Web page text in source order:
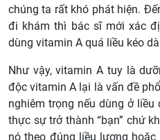
chúng ta rất khó phát hiện.
đi khám thì bác sĩ mới xác
dùng vitamin A quá liều kéo
Như vậy, vitamin A tuy là
độc vitamin A lại là vấn đề
nghiêm trọng nếu dùng ở
thực sự trở thành “bạn” chứ
nó theo đúng liều lượng